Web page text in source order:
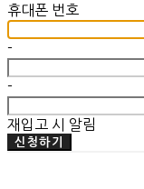
휴대폰 번호
-
-
재입고 시 알림
신청하기